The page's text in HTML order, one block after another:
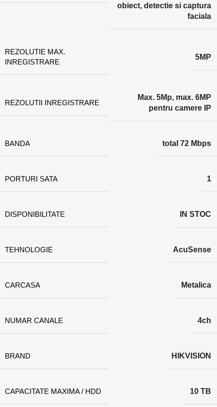
obiect, detectie si captura
faciala
REZOLUTIE MAX.
INREGISTRARE
5MP
REZOLUTII INREGISTRARE
Max. 5Mp, max. 6MP
pentru camere IP
BANDA total 72 Mbps
PORTURI SATA 1
DISPONIBILITATE IN STOC
TEHNOLOGIE AcuSense
CARCASA Metalica
NUMAR CANALE 4ch
BRAND HIKVISION
CAPACITATE MAXIMA / HDD 10 TB